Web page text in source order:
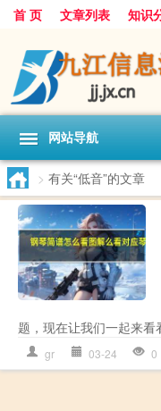
首 页 文章列表 知识
网站导航
> 有关“低音”的文章
题，现在让我们一起来
gr 03-24 0